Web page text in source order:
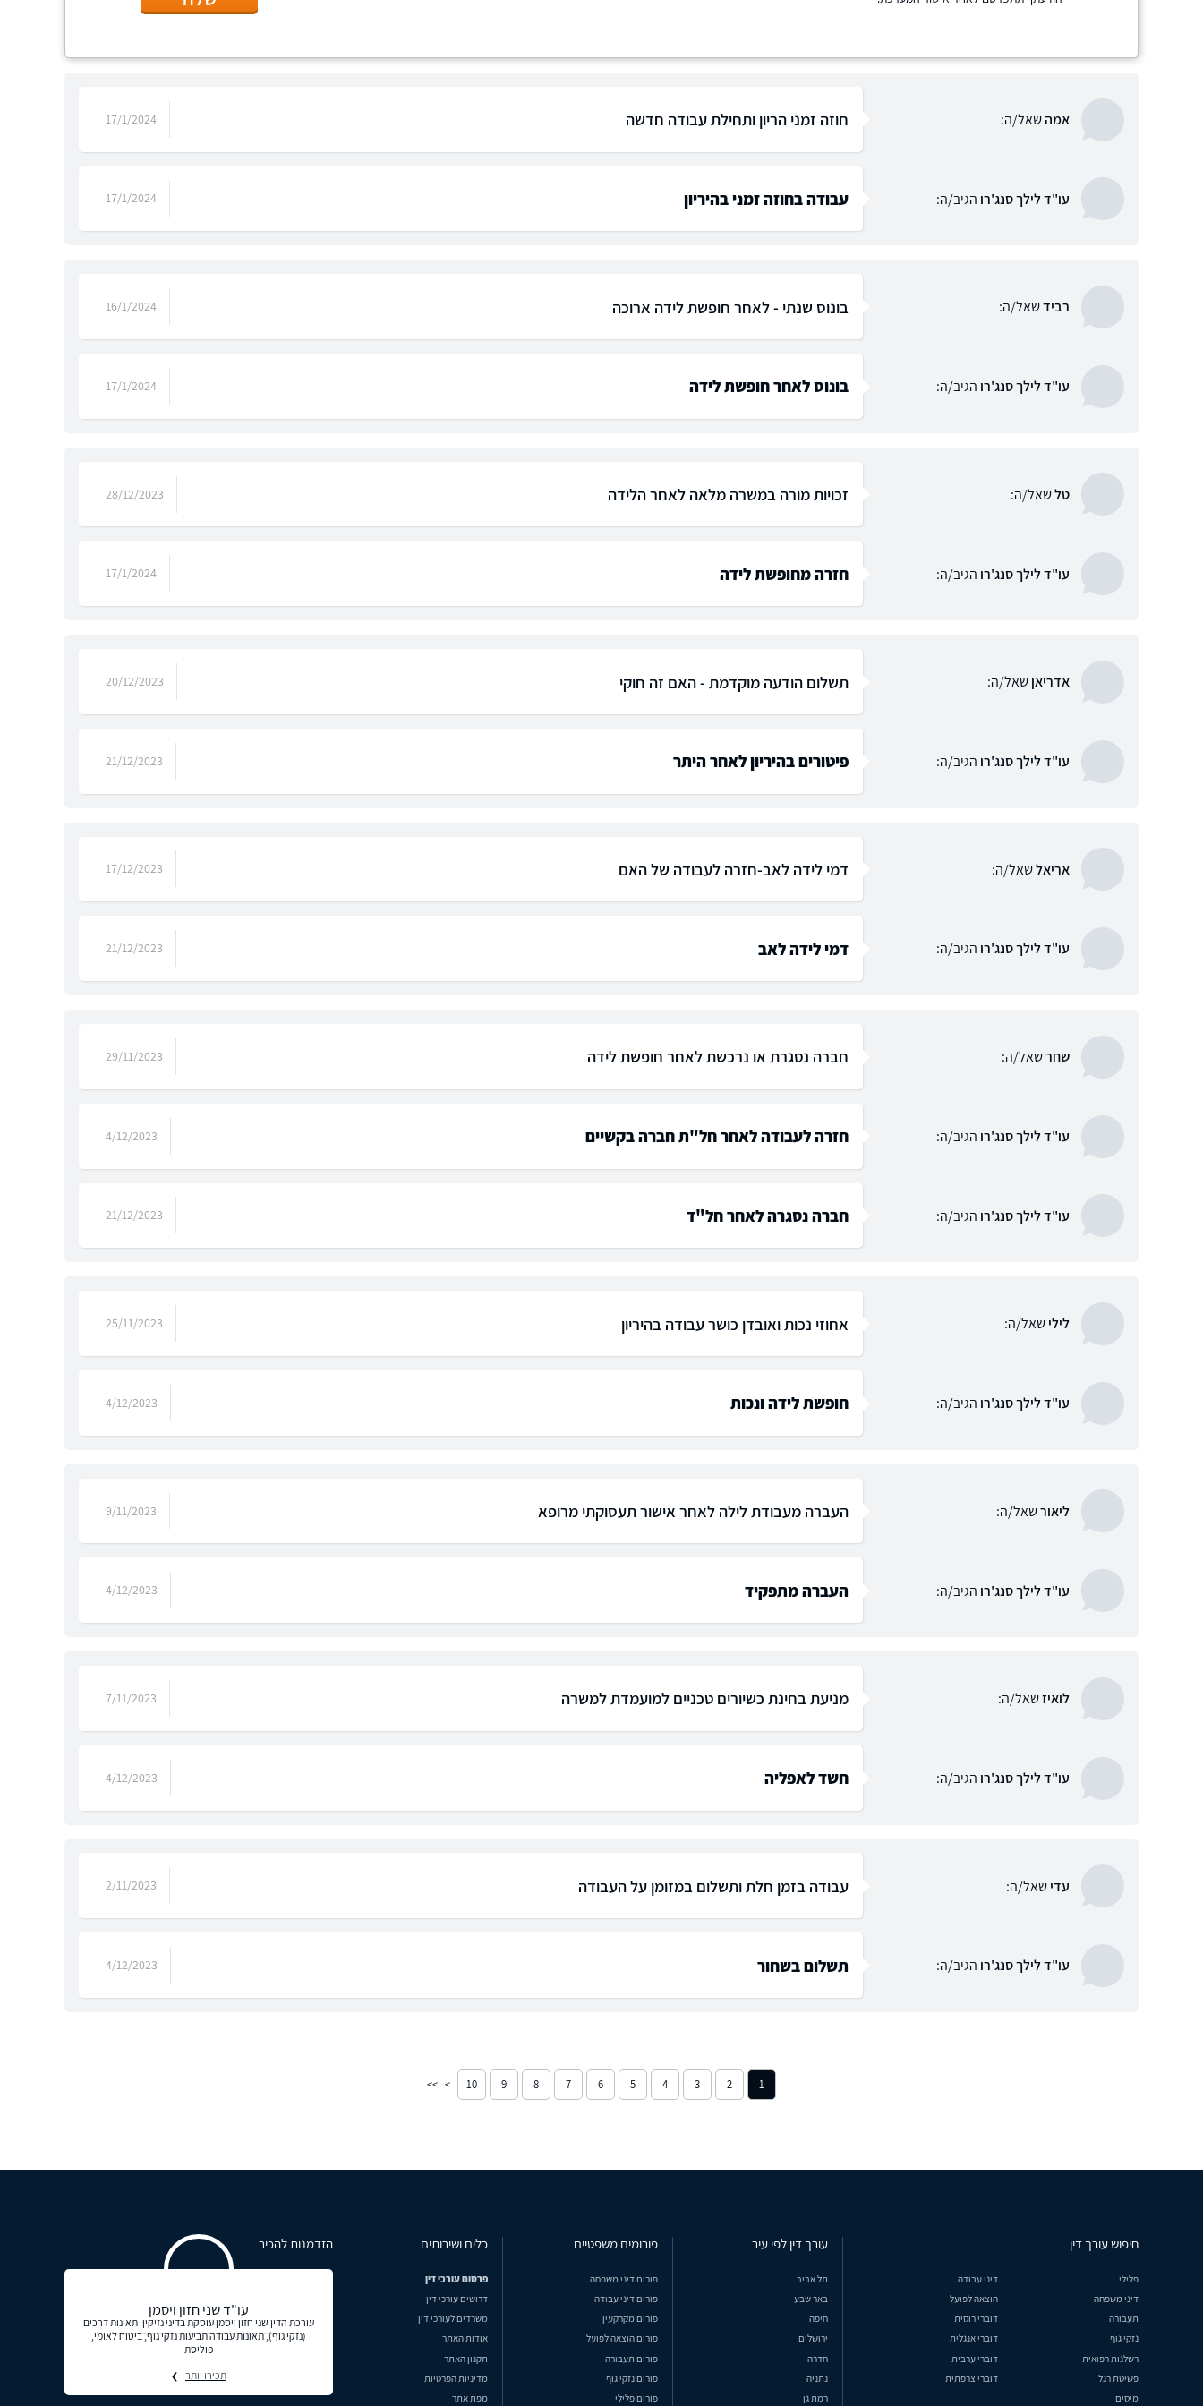
אמהשאל/ה: חוזה זמני הריון ותחילת עבודה חדשה 17/1/2024
עו"ד לילך סנג'רו הגיב/ה: עבודה בחוזה זמני בהיריון 17/1/2024
רבידשאל/ה: בונוס שנתי - לאחר חופשת לידה ארוכה 16/1/2024
עו"ד לילך סנג'רו הגיב/ה: בונוס לאחר חופשת לידה 17/1/2024
טלשאל/ה: זכויות מורה במשרה מלאה לאחר הלידה 28/12/2023
עו"ד לילך סנג'רו הגיב/ה: חזרה מחופשת לידה 17/1/2024
אדריאןשאל/ה: תשלום הודעה מוקדמת - האם זה חוקי 20/12/2023
עו"ד לילך סנג'רו הגיב/ה: פיטורים בהיריון לאחר היתר 21/12/2023
אריאלשאל/ה: דמי לידה לאב-חזרה לעבודה של האם 17/12/2023
עו"ד לילך סנג'רו הגיב/ה: דמי לידה לאב 21/12/2023
שחרשאל/ה: חברה נסגרת או נרכשת לאחר חופשת לידה 29/11/2023
עו"ד לילך סנג'רו הגיב/ה: חזרה לעבודה לאחר חל"ת חברה בקשיים 4/12/2023
עו"ד לילך סנג'רו הגיב/ה: חברה נסגרה לאחר חל"ד 21/12/2023
לילישאל/ה: אחוזי נכות ואובדן כושר עבודה בהיריון 25/11/2023
עו"ד לילך סנג'רו הגיב/ה: חופשת לידה ונכות 4/12/2023
ליאורשאל/ה: העברה מעבודת לילה לאחר אישור תעסוקתי מרופא 9/11/2023
עו"ד לילך סנג'רו הגיב/ה: העברה מתפקיד 4/12/2023
לואיזשאל/ה: מניעת בחינת כשיורים טכניים למועמדת למשרה 7/11/2023
עו"ד לילך סנג'רו הגיב/ה: חשד לאפליה 4/12/2023
עדישאל/ה: עבודה בזמן חלת ותשלום במזומן על העבודה 2/11/2023
עו"ד לילך סנג'רו הגיב/ה: תשלום בשחור 4/12/2023
1
2
3
4
5
6
7
8
9
10
חיפוש עורך דין
פלילי
דיני עבודה
דיני משפחה
הוצאה לפועל
תעבורה
דוברי רוסית
נזקי גוף
דוברי אנגלית
רשלנות רפואית
דוברי ערבית
פשיטת רגל
דוברי צרפתית
מיסים
עורך דין לפי עיר
תל אביב
באר שבע
חיפה
ירושלים
חדרה
נתניה
רמת גן
פורומים משפטיים
פורום דיני משפחה
פורום דיני עבודה
פורום מקרקעין
פורום הוצאה לפועל
פורום תעבורה
פורום נזקי גוף
פורום פלילי
כלים ושירותים
פרסום עורכי דין
דרושים עורכי דין
משרדים לעורכי דין
אודות האתר
תקנון האתר
מדיניות הפרטיות
מפת אתר
הזדמנות להכיר
עו"ד שני חזון ויסמן
עורכת הדין שני חזון ויסמן עוסקת בדיני נזיקין: תאונות דרכים
(נזקי גוף), תאונות עבודה תביעות נזקי גוף, ביטוח לאומי,
פוליסת
תכירו יותר